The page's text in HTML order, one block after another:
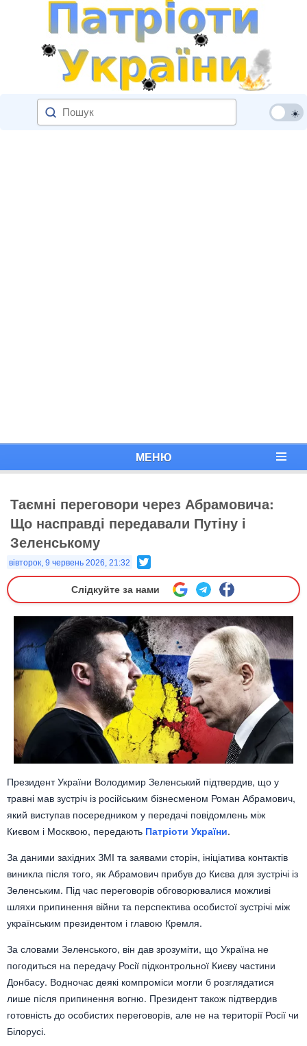
МЕНЮ
Таємні переговори через Абрамовича:
Що насправді передавали Путіну і
Зеленському
вівторок, 9 червень 2026, 21:32
Слідкуйте за нами
Президент України Володимир Зеленський підтвердив, що у
травні мав зустріч із російським бізнесменом Роман Абрамович,
який виступав посередником у передачі повідомлень між
Києвом і Москвою, передають Патріоти України.
За даними західних ЗМІ та заявами сторін, ініціатива контактів
виникла після того, як Абрамович прибув до Києва для зустрічі із
Зеленським. Під час переговорів обговорювалися можливі
шляхи припинення війни та перспектива особистої зустрічі між
українським президентом і главою Кремля.
За словами Зеленського, він дав зрозуміти, що Україна не
погодиться на передачу Росії підконтрольної Києву частини
Донбасу. Водночас деякі компроміси могли б розглядатися
лише після припинення вогню. Президент також підтвердив
готовність до особистих переговорів, але не на території Росії чи
Білорусі.